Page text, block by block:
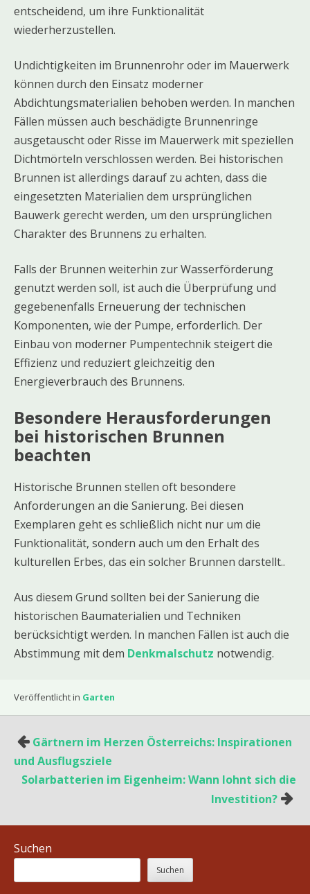
entscheidend, um ihre Funktionalität
wiederherzustellen.
Undichtigkeiten im Brunnenrohr oder im Mauerwerk
können durch den Einsatz moderner
Abdichtungsmaterialien behoben werden. In manchen
Fällen müssen auch beschädigte Brunnenringe
ausgetauscht oder Risse im Mauerwerk mit speziellen
Dichtmörteln verschlossen werden. Bei historischen
Brunnen ist allerdings darauf zu achten, dass die
eingesetzten Materialien dem ursprünglichen
Bauwerk gerecht werden, um den ursprünglichen
Charakter des Brunnens zu erhalten.
Falls der Brunnen weiterhin zur Wasserförderung
genutzt werden soll, ist auch die Überprüfung und
gegebenenfalls Erneuerung der technischen
Komponenten, wie der Pumpe, erforderlich. Der
Einbau von moderner Pumpentechnik steigert die
Effizienz und reduziert gleichzeitig den
Energieverbrauch des Brunnens.
Besondere Herausforderungen
bei historischen Brunnen
beachten
Historische Brunnen stellen oft besondere
Anforderungen an die Sanierung. Bei diesen
Exemplaren geht es schließlich nicht nur um die
Funktionalität, sondern auch um den Erhalt des
kulturellen Erbes, das ein solcher Brunnen darstellt..
Aus diesem Grund sollten bei der Sanierung die
historischen Baumaterialien und Techniken
berücksichtigt werden. In manchen Fällen ist auch die
Abstimmung mit dem Denkmalschutz notwendig.
Veröffentlicht in Garten
Beitragsnavigation
Gärtnern im Herzen Österreichs: Inspirationen
und Ausflugsziele
Solarbatterien im Eigenheim: Wann lohnt sich die
Investition?
Suchen
Suchen